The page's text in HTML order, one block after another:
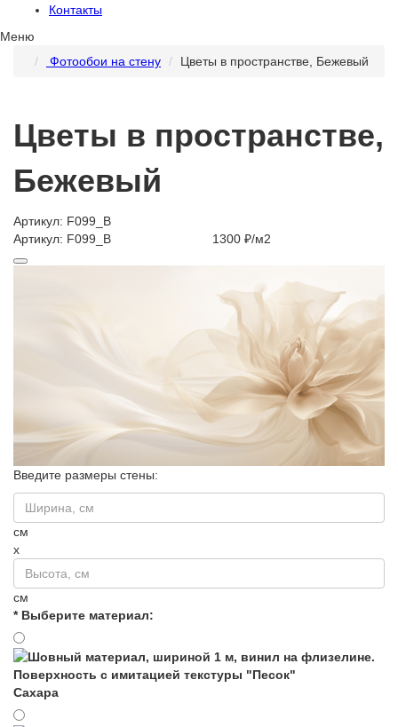
Контакты
Меню
Фотообои на стену
Цветы в пространстве, Бежевый
Цветы в пространстве,
Бежевый
Артикул: F099_B
Артикул: F099_B
1300 ₽/м2
Введите размеры стены:
см
x
см
* Выберите материал:
Сахара